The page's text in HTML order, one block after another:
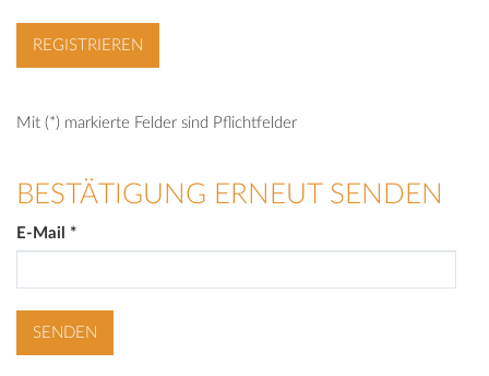
Mit (*) markierte Felder sind Pflichtfelder
BESTÄTIGUNG ERNEUT SENDEN
E-Mail *